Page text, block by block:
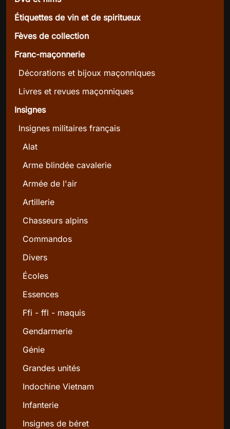
Étiquettes de vin et de spiritueux
Fèves de collection
Franc-maçonnerie
Décorations et bijoux maçonniques
Livres et revues maçonniques
Insignes
Insignes militaires français
Alat
Arme blindée cavalerie
Armée de l'air
Artillerie
Chasseurs alpins
Commandos
Divers
Écoles
Essences
Ffi - ffl - maquis
Gendarmerie
Génie
Grandes unités
Indochine Vietnam
Infanterie
Insignes de béret